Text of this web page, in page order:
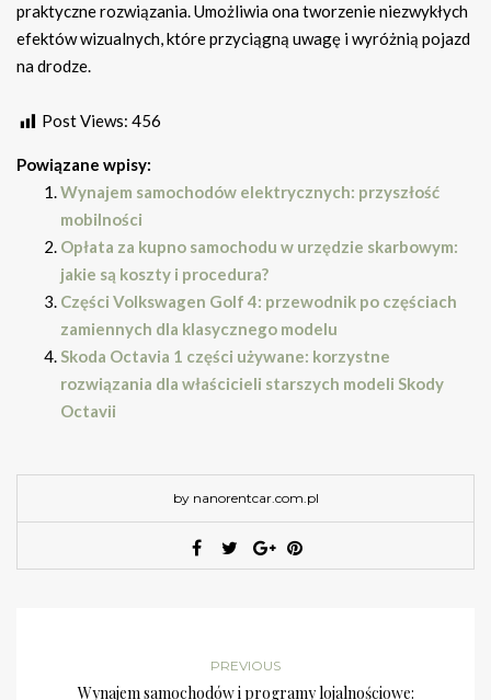
praktyczne rozwiązania. Umożliwia ona tworzenie niezwykłych
efektów wizualnych, które przyciągną uwagę i wyróżnią pojazd
na drodze.
Post Views: 456
Powiązane wpisy:
Wynajem samochodów elektrycznych: przyszłość
mobilności
Opłata za kupno samochodu w urzędzie skarbowym:
jakie są koszty i procedura?
Części Volkswagen Golf 4: przewodnik po częściach
zamiennych dla klasycznego modelu
Skoda Octavia 1 części używane: korzystne
rozwiązania dla właścicieli starszych modeli Skody
Octavii
by nanorentcar.com.pl
PREVIOUS
Wynajem samochodów i programy lojalnościowe: